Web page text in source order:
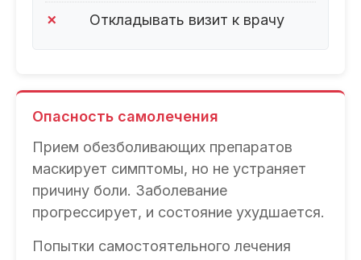
✗ Откладывать визит к врачу
Опасность самолечения
Прием обезболивающих препаратов
маскирует симптомы, но не устраняет
причину боли. Заболевание
прогрессирует, и состояние ухудшается.
Попытки самостоятельного лечения